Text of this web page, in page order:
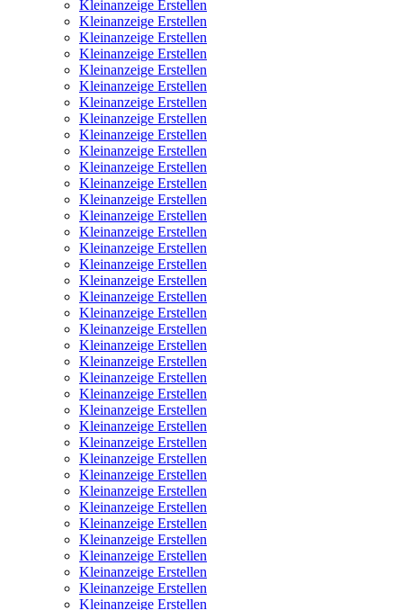
Kleinanzeige Erstellen
Kleinanzeige Erstellen
Kleinanzeige Erstellen
Kleinanzeige Erstellen
Kleinanzeige Erstellen
Kleinanzeige Erstellen
Kleinanzeige Erstellen
Kleinanzeige Erstellen
Kleinanzeige Erstellen
Kleinanzeige Erstellen
Kleinanzeige Erstellen
Kleinanzeige Erstellen
Kleinanzeige Erstellen
Kleinanzeige Erstellen
Kleinanzeige Erstellen
Kleinanzeige Erstellen
Kleinanzeige Erstellen
Kleinanzeige Erstellen
Kleinanzeige Erstellen
Kleinanzeige Erstellen
Kleinanzeige Erstellen
Kleinanzeige Erstellen
Kleinanzeige Erstellen
Kleinanzeige Erstellen
Kleinanzeige Erstellen
Kleinanzeige Erstellen
Kleinanzeige Erstellen
Kleinanzeige Erstellen
Kleinanzeige Erstellen
Kleinanzeige Erstellen
Kleinanzeige Erstellen
Kleinanzeige Erstellen
Kleinanzeige Erstellen
Kleinanzeige Erstellen
Kleinanzeige Erstellen
Kleinanzeige Erstellen
Kleinanzeige Erstellen
Kleinanzeige Erstellen